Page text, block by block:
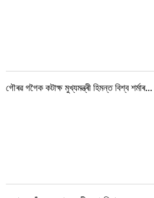
গৌৰৱ গগৈক কটাক্ষ মুখ্যমন্ত্ৰী হিমন্ত বিশ্ব শৰ্মাৰ...